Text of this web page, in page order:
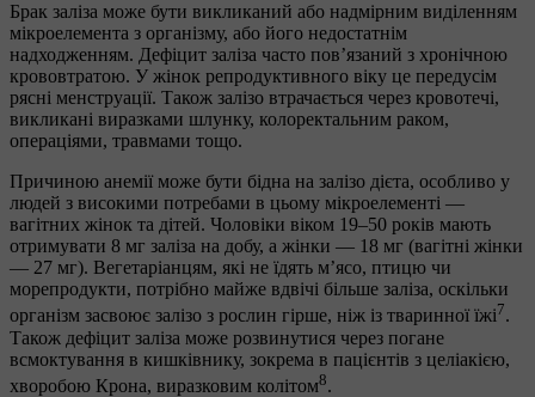
Брак заліза може бути викликаний або надмірним виділенням
мікроелемента з організму, або його недостатнім
надходженням. Дефіцит заліза часто пов’язаний з хронічною
крововтратою. У жінок репродуктивного віку це передусім
рясні менструації. Також залізо втрачається через кровотечі,
викликані виразками шлунку, колоректальним раком,
операціями, травмами тощо.
Причиною анемії може бути бідна на залізо дієта, особливо у
людей з високими потребами в цьому мікроелементі —
вагітних жінок та дітей. Чоловіки віком 19–50 років мають
отримувати 8 мг заліза на добу, а жінки — 18 мг (вагітні жінки
— 27 мг). Вегетаріанцям, які не їдять м’ясо, птицю чи
морепродукти, потрібно майже вдвічі більше заліза, оскільки
організм засвоює залізо з рослин гірше, ніж із тваринної їжі7.
Також дефіцит заліза може розвинутися через погане
всмоктування в кишківнику, зокрема в пацієнтів з целіакією,
хворобою Крона, виразковим колітом8.